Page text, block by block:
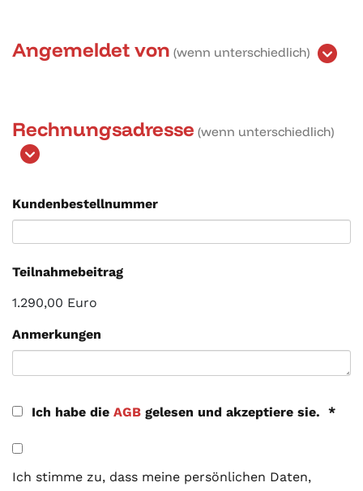
Angemeldet von (wenn unterschiedlich)
Rechnungsadresse (wenn unterschiedlich)
Kunden­bestellnummer
Teilnahmebeitrag
1.290,00 Euro
Anmerkungen
Ich habe die AGB gelesen und akzeptiere sie. *
Ich stimme zu, dass meine persönlichen Daten,